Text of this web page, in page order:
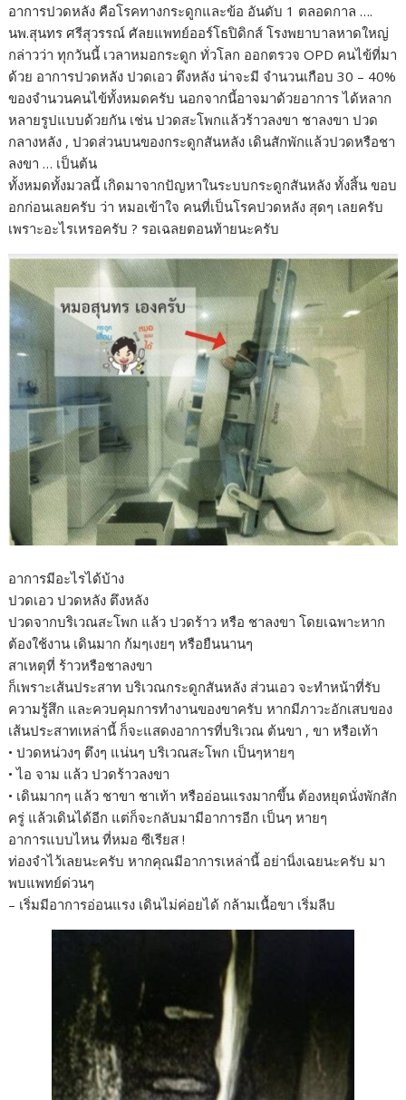
อาการปวดหลัง คือโรคทางกระดูกและข้อ อันดับ 1 ตลอดกาล ….
นพ.สุนทร ศรีสุวรรณ์ ศัลยแพทย์ออร์โธปิดิกส์ โรงพยาบาลหาดใหญ่
กล่าวว่า ทุกวันนี้ เวลาหมอกระดูก ทั่วโลก ออกตรวจ OPD คนไข้ที่มา
ด้วย อาการปวดหลัง ปวดเอว ตึงหลัง น่าจะมี จำนวนเกือบ 30 – 40%
ของจำนวนคนไข้ทั้งหมดครับ นอกจากนี้อาจมาด้วยอาการ ได้หลาก
หลายรูปแบบด้วยกัน เช่น ปวดสะโพกแล้วร้าวลงขา ชาลงขา ปวด
กลางหลัง , ปวดส่วนบนของกระดูกสันหลัง เดินสักพักแล้วปวดหรือชา
ลงขา … เป็นต้น
ทั้งหมดทั้งมวลนี้ เกิดมาจากปัญหาในระบบกระดูกสันหลัง ทั้งสิ้น ขอบ
อกก่อนเลยครับ ว่า หมอเข้าใจ คนที่เป็นโรคปวดหลัง สุดๆ เลยครับ
เพราะอะไรเหรอครับ ? รอเฉลยตอนท้ายนะครับ
อาการมีอะไรได้บ้าง
ปวดเอว ปวดหลัง ตึงหลัง
ปวดจากบริเวณสะโพก แล้ว ปวดร้าว หรือ ชาลงขา โดยเฉพาะหาก
ต้องใช้งาน เดินมาก ก้มๆเงยๆ หรือยืนนานๆ
สาเหตุที่ ร้าวหรือชาลงขา
ก็เพราะเส้นประสาท บริเวณกระดูกสันหลัง ส่วนเอว จะทำหน้าที่รับ
ความรู้สึก และควบคุมการทำงานของขาครับ หากมีภาวะอักเสบของ
เส้นประสาทเหล่านี้ ก็จะแสดงอาการที่บริเวณ ต้นขา , ขา หรือเท้า
• ปวดหน่วงๆ ตึงๆ แน่นๆ บริเวณสะโพก เป็นๆหายๆ
• ไอ จาม แล้ว ปวดร้าวลงขา
• เดินมากๆ แล้ว ชาขา ชาเท้า หรืออ่อนแรงมากขึ้น ต้องหยุดนั่งพักสัก
ครู่ แล้วเดินได้อีก แต่ก็จะกลับมามีอาการอีก เป็นๆ หายๆ
อาการแบบไหน ที่หมอ ซีเรียส !
ท่องจำไว้เลยนะครับ หากคุณมีอาการเหล่านี้ อย่านิ่งเฉยนะครับ มา
พบแพทย์ด่วนๆ
– เริ่มมีอาการอ่อนแรง เดินไม่ค่อยได้ กล้ามเนื้อขา เริ่มลีบ